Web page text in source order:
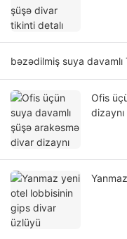
bəzədilmiş suya davamlı
Ofis
dizaynı